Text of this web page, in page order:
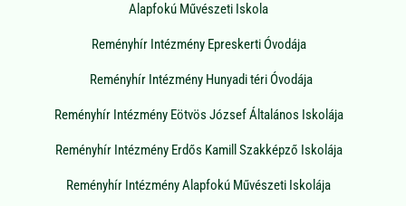
Alapfokú Művészeti Iskola
Reményhír Intézmény Epreskerti Óvodája
Reményhír Intézmény Hunyadi téri Óvodája
Reményhír Intézmény Eötvös József Általános Iskolája
Reményhír Intézmény Erdős Kamill Szakképző Iskolája
Reményhír Intézmény Alapfokú Művészeti Iskolája